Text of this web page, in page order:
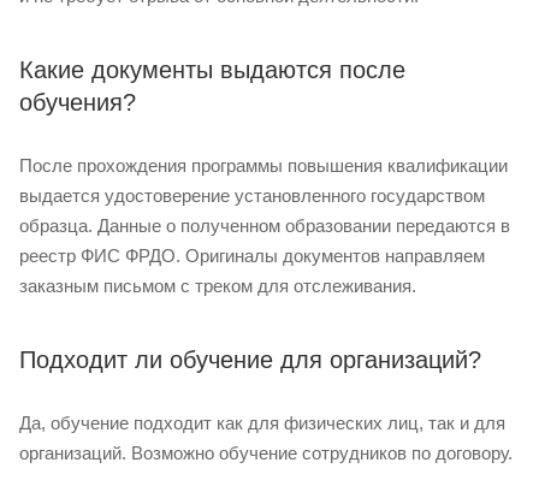
Какие документы выдаются после
обучения?
После прохождения программы повышения квалификации
выдается удостоверение установленного государством
образца. Данные о полученном образовании передаются в
реестр ФИС ФРДО. Оригиналы документов направляем
заказным письмом с треком для отслеживания.
Подходит ли обучение для организаций?
Да, обучение подходит как для физических лиц, так и для
организаций. Возможно обучение сотрудников по договору.